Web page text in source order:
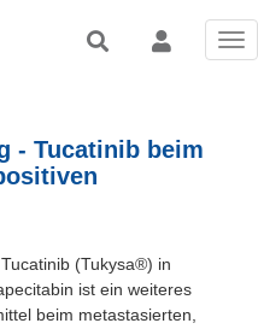
- Tucatinib beim
(Tukysa®) in
ist ein weiteres
beim metastasierten,